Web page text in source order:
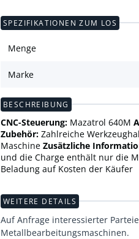
SPEZIFIKATIONEN ZUM LOS
Menge
Marke
BESCHREIBUNG
CNC-Steuerung: Mazatrol 640M
Zubehör: Zahlreiche
Maschine Zusätzliche
und die Charge enthält nur die
Beladung auf Kosten der Käufer
WEITERE DETAILS
Auf Anfrage interessierter
Metallbearbeitungsmaschinen.